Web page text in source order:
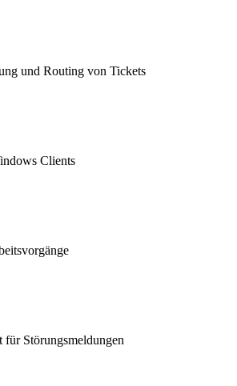
und Routing von Tickets
Clients
Störungsmeldungen